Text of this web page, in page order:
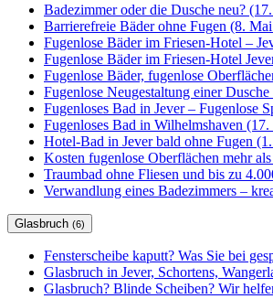
Badezimmer oder die Dusche neu?
Barrierefreie Bäder ohne Fugen (8.
Fugenlose Bäder im Friesen-Hotel –
Fugenlose Bäder im Friesen-Hotel
Fugenlose Bäder, fugenlose
Fugenlose Neugestaltung einer
Fugenloses Bad in Jever – Fugenlose
Fugenloses Bad in Wilhelmshaven (17.
Hotel-Bad in Jever bald ohne Fugen
Kosten fugenlose Oberflächen mehr
Traumbad ohne Fliesen und bis zu
Verwandlung eines Badezimmers –
Glasbruch (6)
Fensterscheibe kaputt? Was Sie bei
Glasbruch in Jever, Schortens,
Glasbruch? Blinde Scheiben? Wir